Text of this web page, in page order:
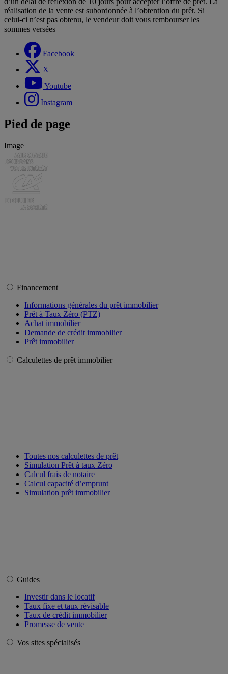
réalisation de la vente est subordonnée à l’obtention du prêt. Si
celui-ci n’est pas obtenu, le vendeur doit vous rembourser les
sommes versées
Facebook
X
Youtube
Instagram
Pied de page
Image
Financement
Informations générales du prêt immobilier
Prêt à Taux Zéro (PTZ)
Achat immobilier
Demande de crédit immobilier
Prêt immobilier
Calculettes de prêt immobilier
Toutes nos calculettes de prêt
Simulation Prêt à taux Zéro
Calcul frais de notaire
Calcul capacité d’emprunt
Simulation prêt immobilier
Guides
Investir dans le locatif
Taux fixe et taux révisable
Taux de crédit immobilier
Promesse de vente
Vos sites spécialisés